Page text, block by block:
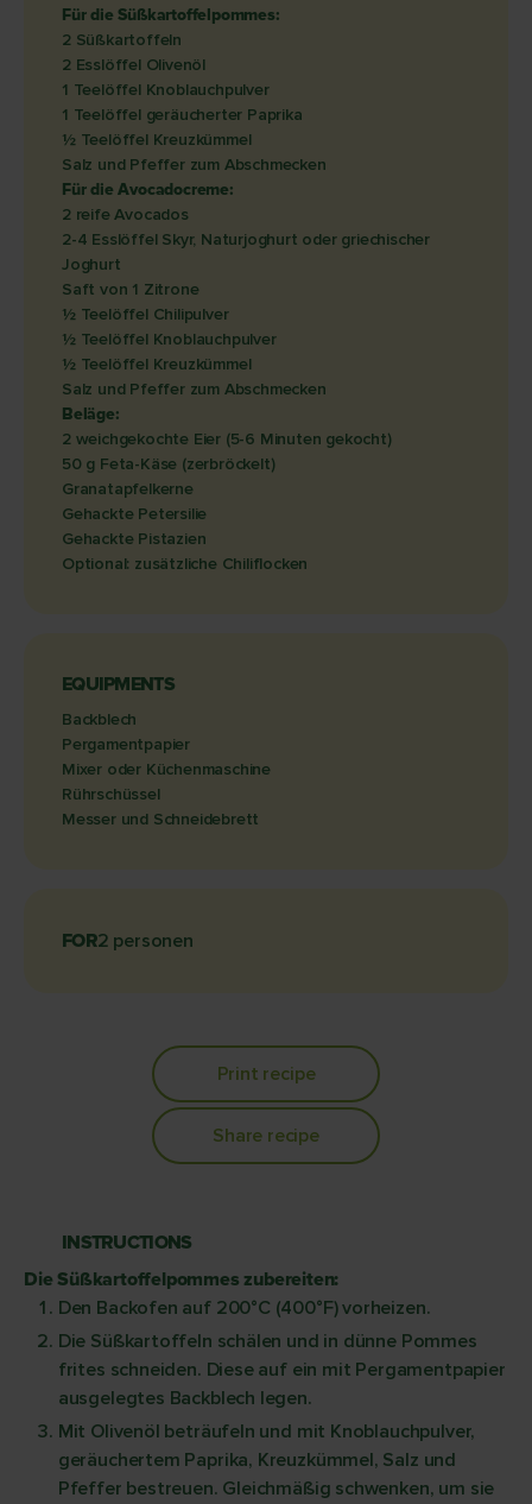
Für die Süßkartoffelpommes:
2 Süßkartoffeln
2 Esslöffel Olivenöl
1 Teelöffel Knoblauchpulver
1 Teelöffel geräucherter Paprika
½ Teelöffel Kreuzkümmel
Salz und Pfeffer zum Abschmecken
Für die Avocadocreme:
2 reife Avocados
2-4 Esslöffel Skyr, Naturjoghurt oder griechischer
Joghurt
Saft von 1 Zitrone
½ Teelöffel Chilipulver
½ Teelöffel Knoblauchpulver
½ Teelöffel Kreuzkümmel
Salz und Pfeffer zum Abschmecken
Beläge:
2 weichgekochte Eier (5-6 Minuten gekocht)
50 g Feta-Käse (zerbröckelt)
Granatapfelkerne
Gehackte Petersilie
Gehackte Pistazien
Optional: zusätzliche Chiliflocken
EQUIPMENTS
Backblech
Pergamentpapier
Mixer oder Küchenmaschine
Rührschüssel
Messer und Schneidebrett
FOR2 personen
Print recipe
Share recipe
INSTRUCTIONS
Die Süßkartoffelpommes zubereiten:
Den Backofen auf 200°C (400°F) vorheizen.
Die Süßkartoffeln schälen und in dünne Pommes
frites schneiden. Diese auf ein mit Pergamentpapier
ausgelegtes Backblech legen.
Mit Olivenöl beträufeln und mit Knoblauchpulver,
geräuchertem Paprika, Kreuzkümmel, Salz und
Pfeffer bestreuen. Gleichmäßig schwenken, um sie